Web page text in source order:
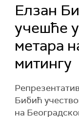
Елзан
учешће
метара
митингу
Бибић
на